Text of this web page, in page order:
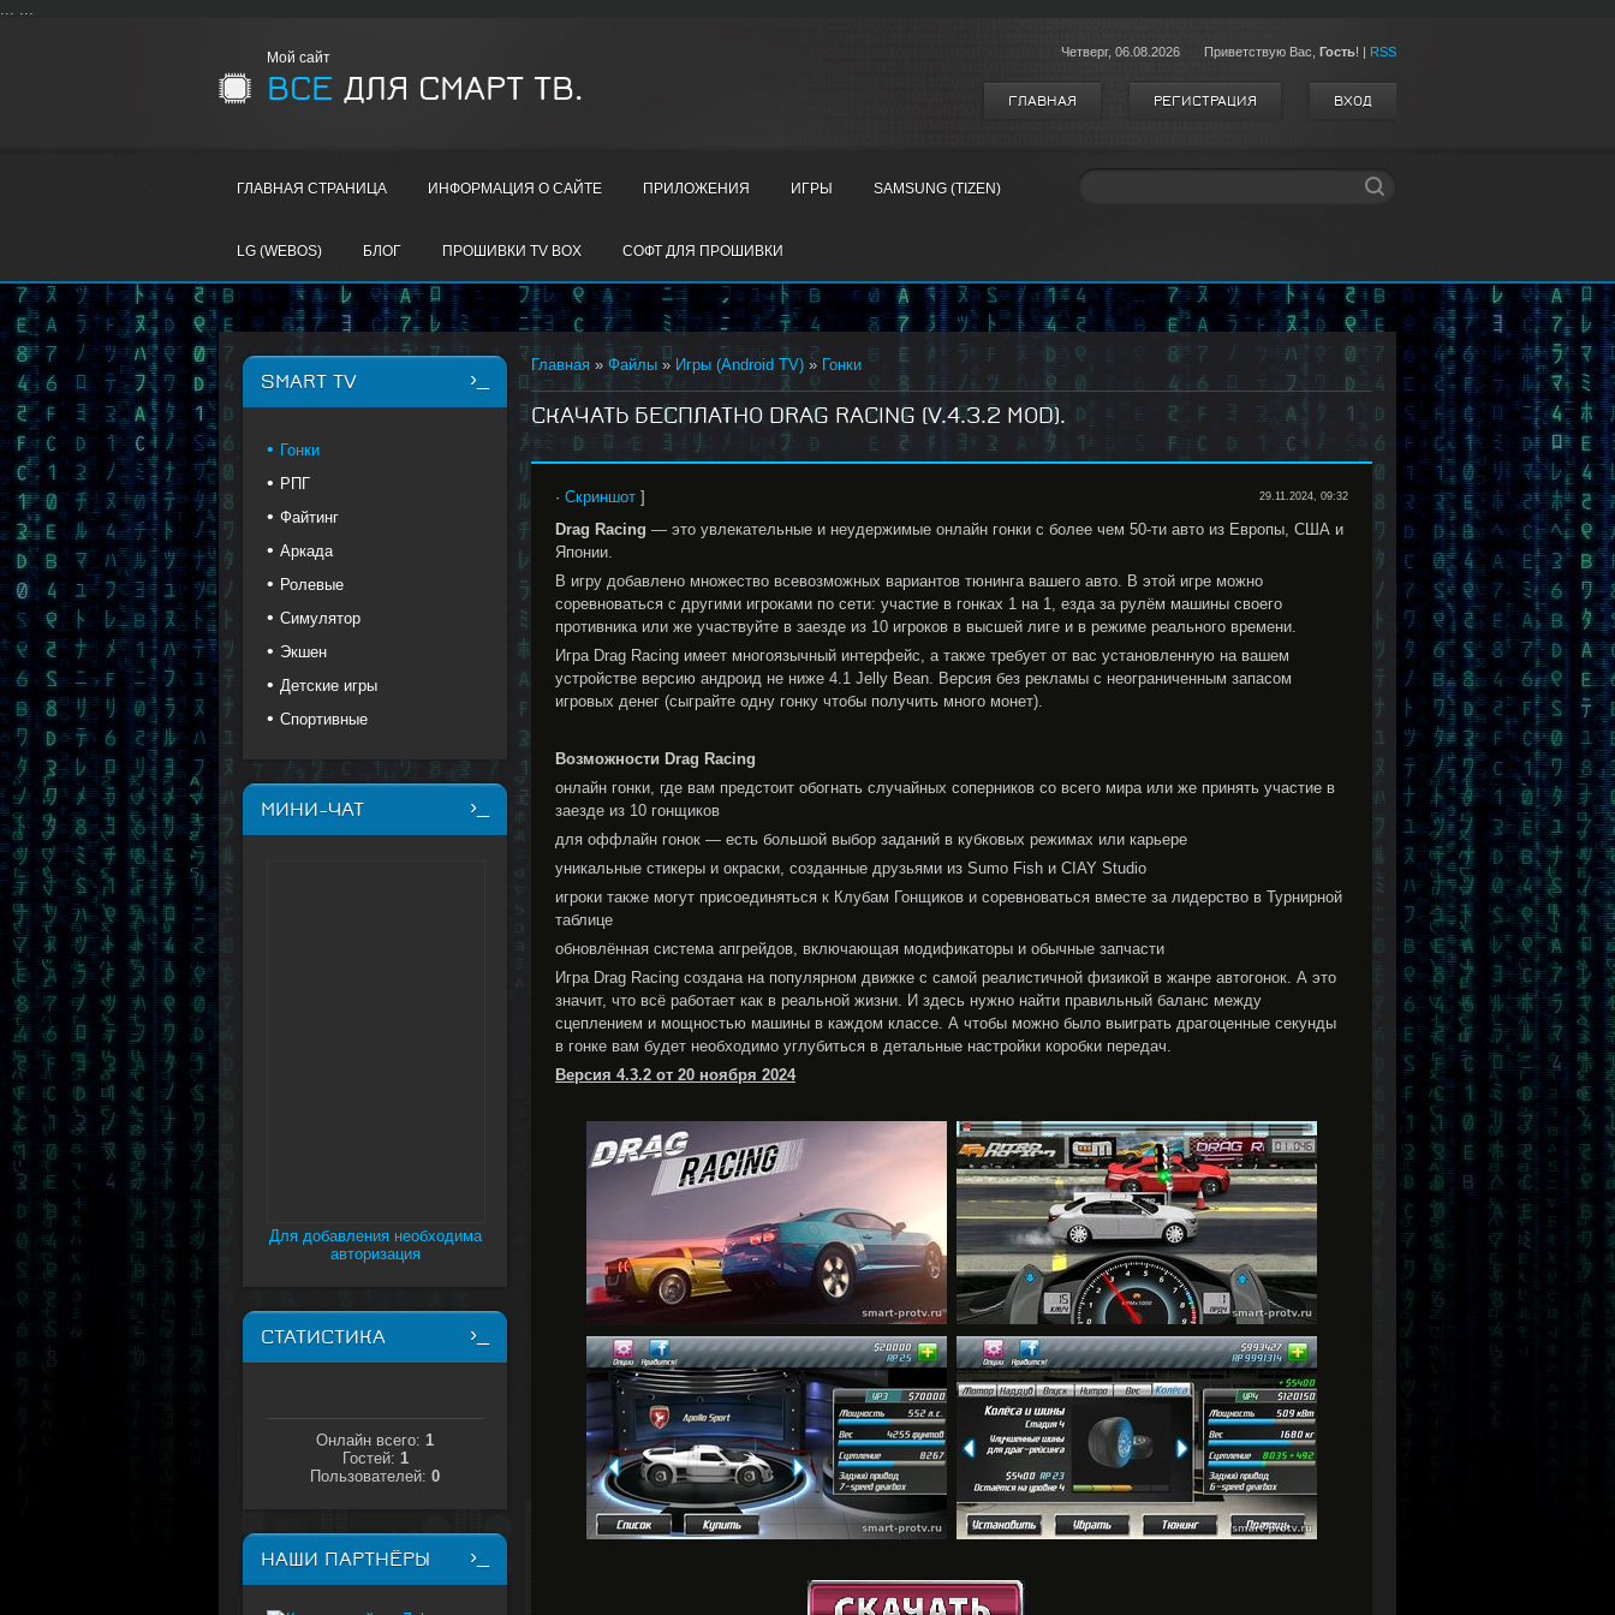
... ...
Мой сайт
ВСЕ ДЛЯ СМАРТ ТВ.
Четверг, 06.08.2026 Приветствую Вас Гость! | RSS
ГЛАВНАЯ РЕГИСТРАЦИЯ ВХОД
ГЛАВНАЯ СТРАНИЦА ИНФОРМАЦИЯ О САЙТЕ ПРИЛОЖЕНИЯ ИГРЫ SAMSUNG (TIZEN)
LG (WEBOS) БЛОГ ПРОШИВКИ TV BOX СОФТ ДЛЯ ПРОШИВКИ
Главная » Файлы » Игры (Android TV) » Гонки
СКАЧАТЬ БЕСПЛАТНО DRAG RACING (V.4.3.2 MOD).
· Скриншот ] 29.11.2024, 09:32
Drag Racing — это увлекательные и неудержимые онлайн гонки с более чем 50-ти авто из Европы, США и
Японии.
В игру добавлено множество всевозможных вариантов тюнинга вашего авто. В этой игре можно
соревноваться с другими игроками по сети: участие в гонках 1 на 1, езда за рулём машины своего
противника или же участвуйте в заезде из 10 игроков в высшей лиге и в режиме реального времени.
Игра Drag Racing имеет многоязычный интерфейс, а также требует от вас установленную на вашем
устройстве версию андроид не ниже 4.1 Jelly Bean. Версия без рекламы с неограниченным запасом
игровых денег (сыграйте одну гонку чтобы получить много монет).
Возможности Drag Racing
онлайн гонки, где вам предстоит обогнать случайных соперников со всего мира или же принять участие в
заезде из 10 гонщиков
для оффлайн гонок — есть большой выбор заданий в кубковых режимах или карьере
уникальные стикеры и окраски, созданные друзьями из Sumo Fish и CIAY Studio
игроки также могут присоединяться к Клубам Гонщиков и соревноваться вместе за лидерство в Турнирной
таблице
обновлённая система апгрейдов, включающая модификаторы и обычные запчасти
Игра Drag Racing создана на популярном движке с самой реалистичной физикой в жанре автогонок. А это
значит, что всё работает как в реальной жизни. И здесь нужно найти правильный баланс между
сцеплением и мощностью машины в каждом классе. А чтобы можно было выиграть драгоценные секунды
в гонке вам будет необходимо углубиться в детальные настройки коробки передач.
Версия 4.3.2 от 20 ноября 2024
SMART TV
Гонки
РПГ
Файтинг
Аркада
Ролевые
Симулятор
Экшен
Детские игры
Спортивные
МИНИ-ЧАТ
Для добавления необходима
авторизация
СТАТИСТИКА
Онлайн всего: 1
Гостей: 1
Пользователей: 0
НАШИ ПАРТНЁРЫ